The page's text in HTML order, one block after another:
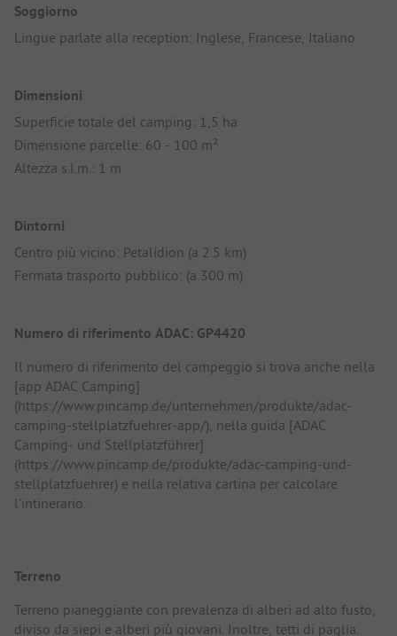
Soggiorno
Lingue parlate alla reception: Inglese, Francese, Italiano
Dimensioni
Superficie totale del camping: 1,5 ha
Dimensione parcelle: 60 - 100 m²
Altezza s.l.m.: 1 m
Dintorni
Centro più vicino: Petalídion (a 2.5 km)
Fermata trasporto pubblico: (a 300 m)
Numero di riferimento ADAC: GP4420
Il numero di riferimento del campeggio si trova anche nella
[app ADAC Camping]
(https://www.pincamp.de/unternehmen/produkte/adac-
camping-stellplatzfuehrer-app/), nella guida [ADAC
Camping- und Stellplatzführer]
(https://www.pincamp.de/produkte/adac-camping-und-
stellplatzfuehrer) e nella relativa cartina per calcolare
l'intinerario.
Terreno
Terreno pianeggiante con prevalenza di alberi ad alto fusto,
diviso da siepi e alberi più giovani. Inoltre, tetti di paglia.